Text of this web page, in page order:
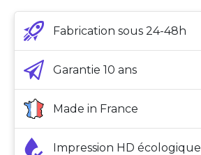
Fabrication sous 24-48h
Garantie 10 ans
Made in France
Impression HD écologique